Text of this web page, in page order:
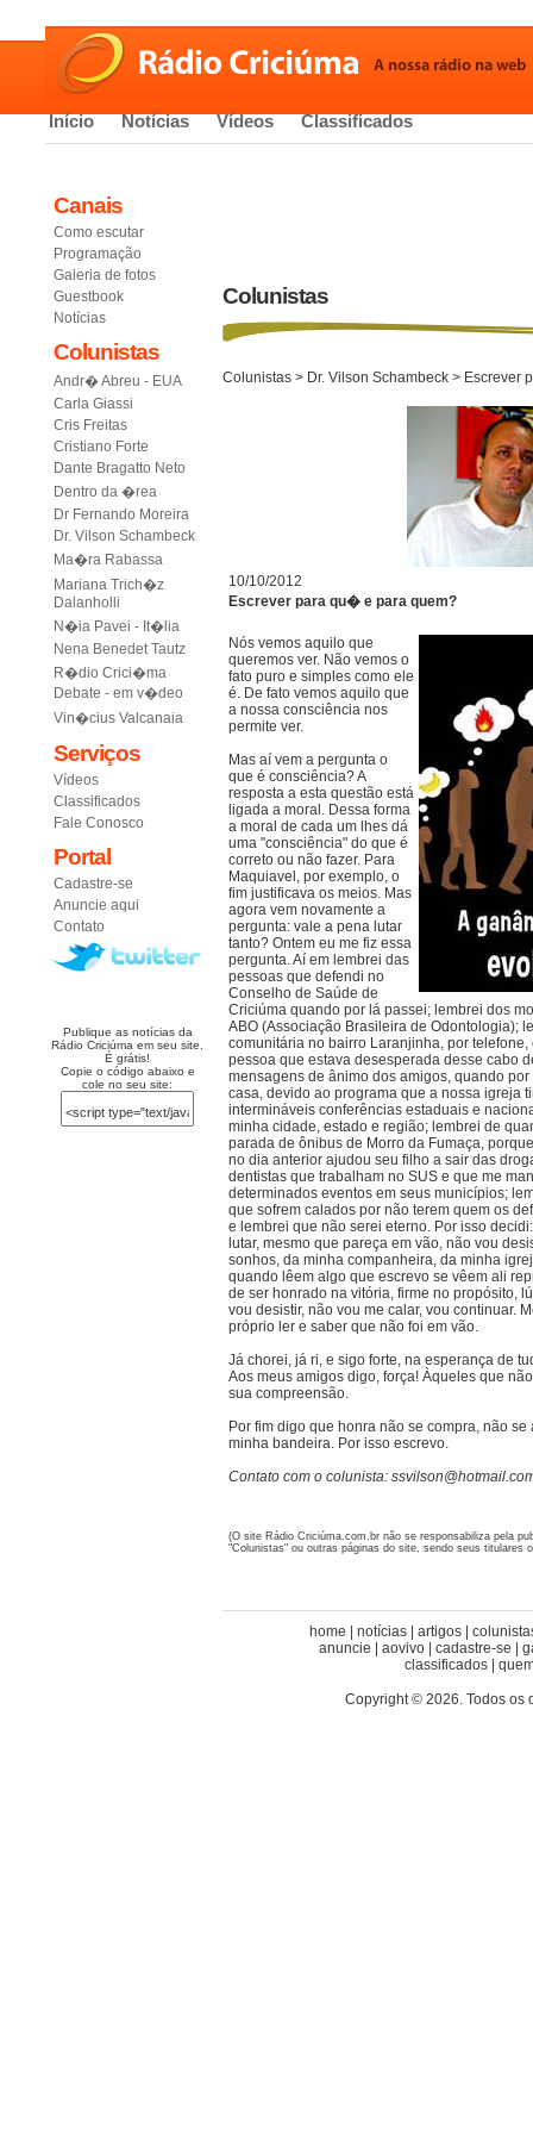
Início Notícias Vídeos Classificados
Canais
Como escutar
Programação
Galeria de fotos
Guestbook
Notícias
Colunistas
Andr� Abreu - EUA
Carla Giassi
Cris Freitas
Cristiano Forte
Dante Bragatto Neto
Dentro da �rea
Dr Fernando Moreira
Dr. Vilson Schambeck
Ma�ra Rabassa
Mariana Trich�z
Dalanholli
N�ia Pavei - It�lia
Nena Benedet Tautz
R�dio Crici�ma
Debate - em v�deo
Vin�cius Valcanaia
Serviços
Vídeos
Classificados
Fale Conosco
Portal
Cadastre-se
Anuncie aqui
Contato
Publique as notícias da
Rádio Criciúma em seu site.
É grátis!
Copie o código abaixo e
cole no seu site:
Colunistas
Colunistas> Dr. Vilson Schambeck > Escrever
10/10/2012
Escrever para qu� e para quem?
Nós vemos aquilo que
queremos ver. Não vemos o
fato puro e simples como ele
é. De fato vemos aquilo que
a nossa consciência nos
permite ver.
Mas aí vem a pergunta o
que é consciência? A
resposta a esta questão está
ligada a moral. Dessa forma
a moral de cada um lhes dá
uma "consciência" do que é
correto ou não fazer. Para
Maquiavel, por exemplo, o
fim justificava os meios. Mas
agora vem novamente a
pergunta: vale a pena lutar
tanto? Ontem eu me fiz essa
pergunta. Aí em lembrei das
pessoas que defendi no
Conselho de Saúde de
Criciúma quando por lá passei; lembrei dos
ABO (Associação Brasileira de Odontologia);
comunitária no bairro Laranjinha, por
pessoa que estava desesperada desse cabo
mensagens de ânimo dos amigos, quando
casa, devido ao programa que a nossa igreja
intermináveis conferências estaduais e
minha cidade, estado e região; lembrei de
parada de ônibus de Morro da Fumaça,
no dia anterior ajudou seu filho a sair das
dentistas que trabalham no SUS e que me
determinados eventos em seus municípios;
que sofrem calados por não terem quem os
e lembrei que não serei eterno. Por isso
lutar, mesmo que pareça em vão, não vou
sonhos, da minha companheira, da minha
quando lêem algo que escrevo se vêem ali
de ser honrado na vitória, firme no propósito,
vou desistir, não vou me calar, vou continuar.
próprio ler e saber que não foi em vão.
Já chorei, já ri, e sigo forte, na esperança de
Aos meus amigos digo, força! Àqueles que
sua compreensão.
Por fim digo que honra não se compra, não
minha bandeira. Por isso escrevo.
Contato com o colunista:
(O site Rádio Criciúma.com.br não se responsabiliza pela
"Colunistas" ou outras páginas do site, sendo seus titulares
home notícias artigos
anuncie
aovivo cadastre-se
classificados
Copyright © 2026. Todos os